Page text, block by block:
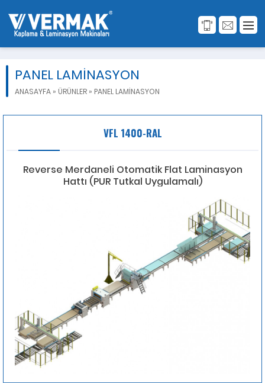
PANEL LAMİNASYON
ANASAYFA » ÜRÜNLER » PANEL LAMİNASYON
VFL 1400-RAL
Reverse Merdaneli Otomatik Flat Laminasyon
Hattı (PUR Tutkal Uygulamalı)